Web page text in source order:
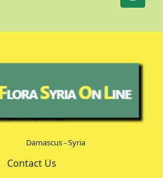
Our Address
Damascus - Syria
Contact Us